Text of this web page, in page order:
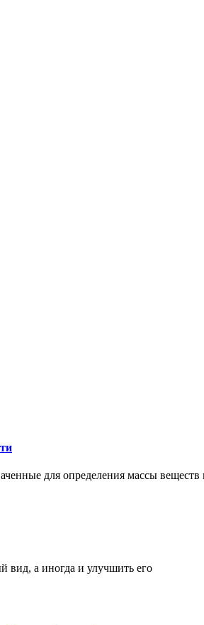
для определения массы
вид, а иногда и улучшить его